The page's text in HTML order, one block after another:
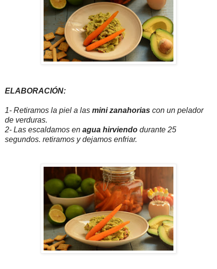
ELABORACIÓN:
1- Retiramos la piel a las mini zanahorias con un pelador
de verduras.
2- Las escaldamos en agua hirviendo durante 25
segundos. retiramos y dejamos enfriar.